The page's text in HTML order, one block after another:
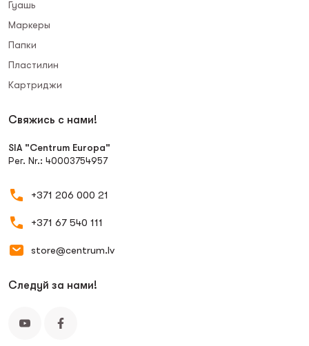
Гуашь
Маркеры
Папки
Пластилин
Картриджи
Свяжись с нами!
SIA "Centrum Europa"
Рег. Nr.: 40003754957
+371 206 000 21
+371 67 540 111
store@centrum.lv
Следуй за нами!